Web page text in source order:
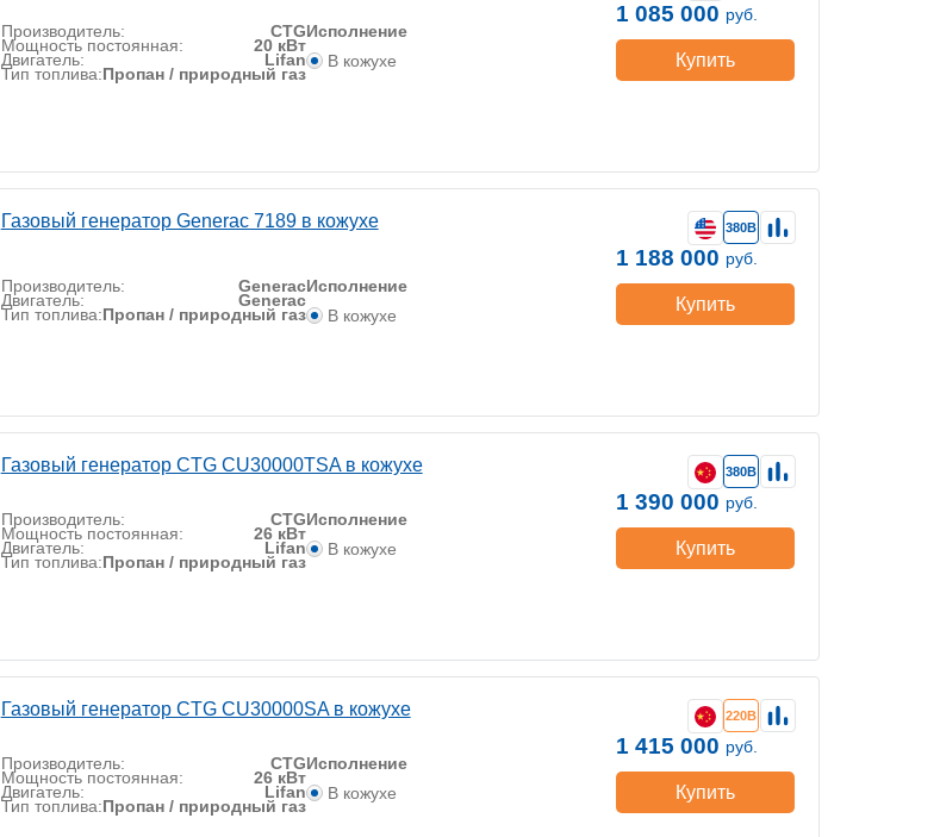
Производитель: CTG
Мощность постоянная: 20 кВт
Двигатель: Lifan
Тип топлива:Пропан / природный газ
Исполнение
В кожухе
1 085 000 руб.
Купить
Газовый генератор Generac 7189 в кожухе
Производитель: Generac
Двигатель: Generac
Тип топлива:Пропан / природный газ
Исполнение
В кожухе
380В
1 188 000 руб.
Купить
Газовый генератор CTG CU30000TSA в кожухе
Производитель: CTG
Мощность постоянная: 26 кВт
Двигатель: Lifan
Тип топлива:Пропан / природный газ
Исполнение
В кожухе
380В
1 390 000 руб.
Купить
Газовый генератор CTG CU30000SA в кожухе
Производитель: CTG
Мощность постоянная: 26 кВт
Двигатель: Lifan
Тип топлива:Пропан / природный газ
Исполнение
В кожухе
220В
1 415 000 руб.
Купить